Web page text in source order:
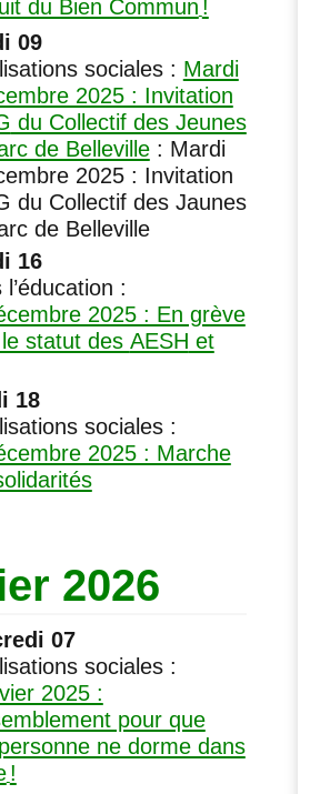
du Bien Commun !
09
sociales : Mardi
2025 : Invitation
du Collectif des Jeunes
de Belleville: Mardi
2025 : Invitation
du Collectif des Jaunes
de Belleville
16
l’éducation :
2025 : En grève
statut des AESH et
18
sociales :
2025 : Marche
2026
07
sociales :
2025 :
pour que
ne dorme dans
!